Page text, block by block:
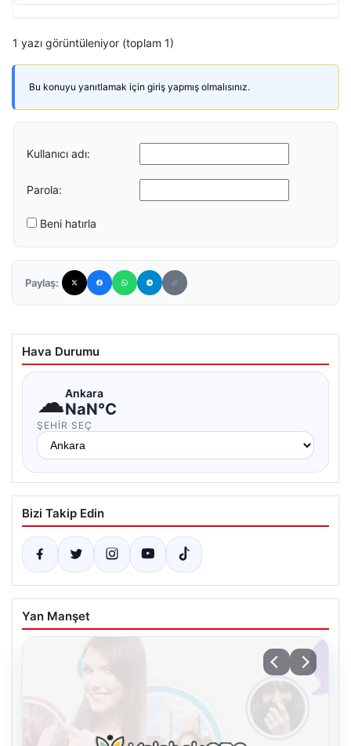
1 yazı görüntüleniyor (toplam 1)
Bu konuyu yanıtlamak için giriş yapmış olmalısınız.
Kullanıcı adı:
Parola:
Beni hatırla
Paylaş:
Hava Durumu
☁Ankara
NaN°C
ŞEHIR SEÇ
Bizi Takip Edin
Yan Manşet